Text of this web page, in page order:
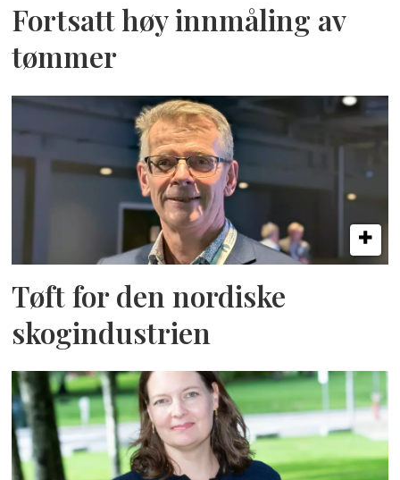
Fortsatt høy innmåling av
tømmer
Tøft for den nordiske
skogindustrien